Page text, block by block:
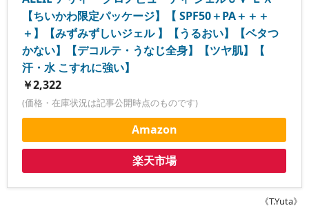
【ちいかわ限定パッケージ】【 SPF50＋PA＋＋＋
＋】【みずみずしいジェル 】【うるおい】【ベタつ
かない】【デコルテ・うなじ全身】【ツヤ肌】【
汗・水 こすれに強い】
￥2,322
(価格・在庫状況は記事公開時点のものです)
Amazon
楽天市場
《T.Yuta》